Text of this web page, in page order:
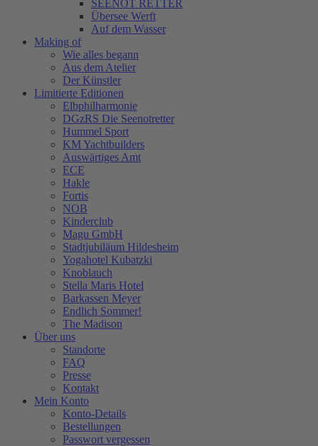
SEENOT RETTER
Übersee Werft
Auf dem Wasser
Making of
Wie alles begann
Aus dem Atelier
Der Künstler
Limitierte Editionen
Elbphilharmonie
DGzRS Die Seenotretter
Hummel Sport
KM Yachtbuilders
Auswärtiges Amt
ECE
Hakle
Fortis
NOB
Kinderclub
Magu GmbH
Stadtjubiläum Hildesheim
Yogahotel Kubatzki
Knoblauch
Stella Maris Hotel
Barkassen Meyer
Endlich Sommer!
The Madison
Über uns
Standorte
FAQ
Presse
Kontakt
Mein Konto
Konto-Details
Bestellungen
Passwort vergessen